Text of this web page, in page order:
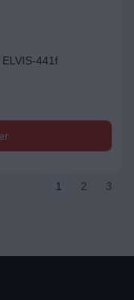
441f
1 2 3